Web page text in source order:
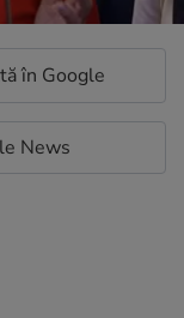
în Google
News